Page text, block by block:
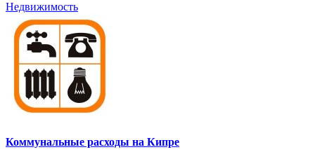
Недвижимость
Коммунальные расходы на Кипре